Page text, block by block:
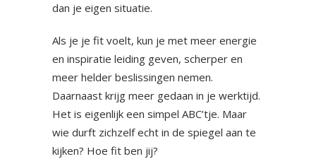
dan je eigen situatie.
Als je je fit voelt, kun je met meer energie
en inspiratie leiding geven, scherper en
meer helder beslissingen nemen.
Daarnaast krijg meer gedaan in je werktijd.
Het is eigenlijk een simpel ABC’tje. Maar
wie durft zichzelf echt in de spiegel aan te
kijken? Hoe fit ben jij?